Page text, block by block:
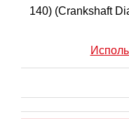
140) (Crankshaft